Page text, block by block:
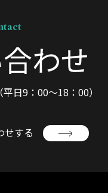
わせ
平日9：00〜18：00）
せする